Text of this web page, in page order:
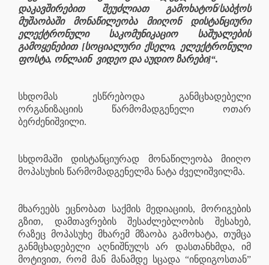
დაკავშირებით შეუძლიათ გამოხატონ/საბჭოს
მუშაობაში მონაწილეობა მიიღონ დისტანციური
ელექტრონული საკომუნიკაციო საშუალების
გამოყენებით [სოციალური ქსელი, ელექტრონული
ფოსტა, ონლაინ ვიდეო და აუდიო ზარები]“.
სხდომას ესწრებოდა განმცხადებელი
ორგანიზაციის წარმომადგენელი ოთარ
ბერძენიშვილი.
სხდომაში დისტანციურად მონაწილეობა მიიღო
მოპასუხის წარმომადგენელმა ნატა ძველიშვილმა.
მხარეებს ეცნობათ საქმის მედიაციის, მორიგების
გზით, დამთავრების შესაძლებლობის შესახებ,
რაზეც მოპასუხე მხარემ მზაობა გამოხატა, თუმცა
განმცხადებელი აღნიშნულს არ დასთანხმდა, იმ
მოტივით, რომ მან მანამდე სცადა “ინდიგოსთან”